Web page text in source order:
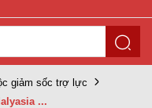
giảm sốc trợ lực
...